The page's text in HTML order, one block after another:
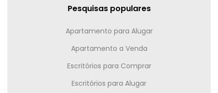
Pesquisas populares
Apartamento para Alugar
Apartamento a Venda
Escritórios para Comprar
Escritórios para Alugar